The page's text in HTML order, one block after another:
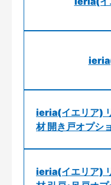
ieria(イエリア)
材 開き戸オプシ
ieria(イエリア)